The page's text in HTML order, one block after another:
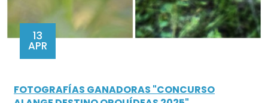
13
APR
FOTOGRAFÍAS GANADORAS "CONCURSO